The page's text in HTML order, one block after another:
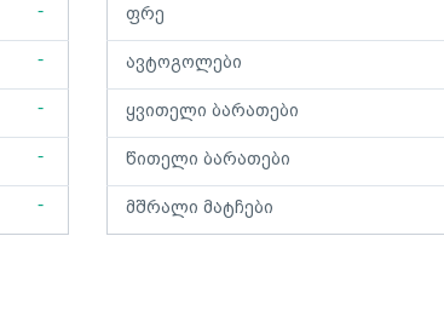
-
-
-
-
-
ფრე
ავტოგოლები
ყვითელი ბარათები
წითელი ბარათები
მშრალი მატჩები